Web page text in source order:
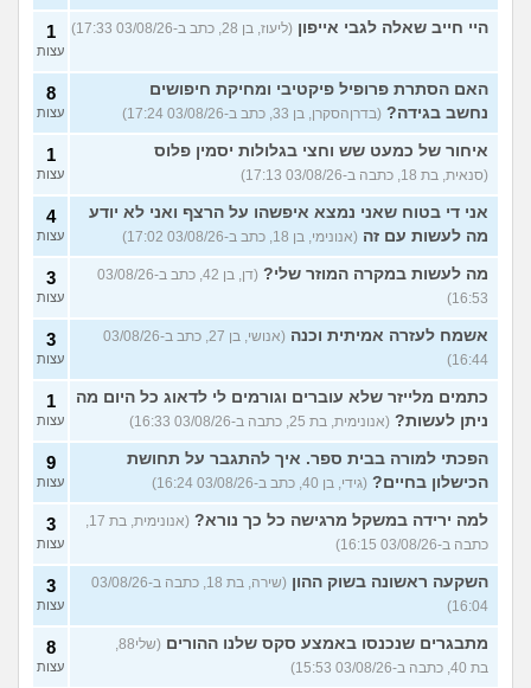
היי חייב שאלה לגבי אייפון (ליעוז, בן 28, כתב ב-03/08/26 17:33) 1
עצות
האם הסתרת פרופיל פיקטיבי ומחיקת חיפושים
נחשב בגידה? (בדרןהסקרן, בן 33, כתב ב-03/08/26 17:24)
8
עצות
איחור של כמעט שש וחצי בגלולות יסמין פלוס
(סנאית, בת 18, כתבה ב-03/08/26 17:13)
1
עצות
אני די בטוח שאני נמצא איפשהו על הרצף ואני לא יודע
מה לעשות עם זה (אנונימי, בן 18, כתב ב-03/08/26 17:02)
4
עצות
מה לעשות במקרה המוזר שלי?
(דן, בן 42, כתב ב-03/08/26
16:53)
3
עצות
אשמח לעזרה אמיתית וכנה
(אנושי, בן 27, כתב ב-03/08/26
16:44)
3
עצות
כתמים מלייזר שלא עוברים וגורמים לי לדאוג כל היום מה
ניתן לעשות? (אנונימית, בת 25, כתבה ב-03/08/26 16:33)
1
עצות
הפכתי למורה בבית ספר. איך להתגבר על תחושת
הכישלון בחיים? (גידי, בן 40, כתב ב-03/08/26 16:24)
9
עצות
למה ירידה במשקל מרגישה כל כך נורא?
כתבה ב-03/08/26 16:15)
3
עצות
השקעה ראשונה בשוק ההון
(שירה, בת 18, כתבה ב-03/08/26
16:04)
3
עצות
מתבגרים שנכנסו באמצע סקס שלנו ההורים
בת 40, כתבה ב-03/08/26 15:53)
8
עצות